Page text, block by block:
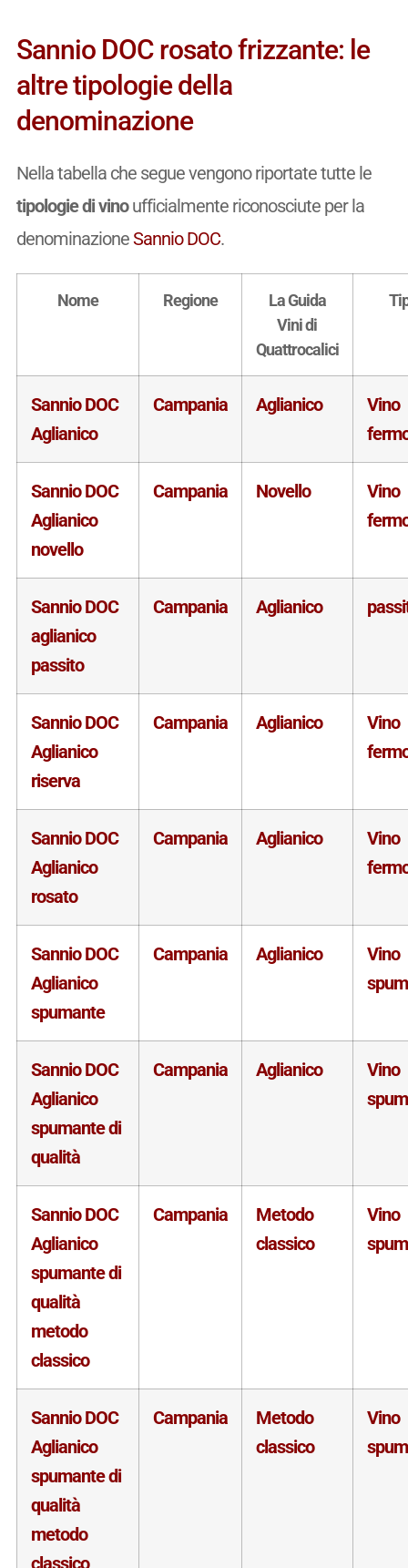
Sannio DOC rosato frizzante: le
altre tipologie della
denominazione
Nella tabella che segue vengono riportate tutte le
tipologie di vinoufficialmente riconosciute per la
denominazioneSannio DOC.
Nome Regione
La Guida
Vini di
Quattrocalici
Sannio DOC
Aglianico
Campania Aglianico
Vino
Sannio DOC
Aglianico
novello
Campania Novello
Vino
Sannio DOC
aglianico
passito
Campania Aglianico
Sannio DOC
Aglianico
riserva
Campania Aglianico
Vino
Sannio DOC
Aglianico
rosato
Campania Aglianico
Vino
Sannio DOC
Aglianico
spumante
Campania Aglianico
Vino
Sannio DOC
Aglianico
spumante di
qualità
Campania Aglianico
Vino
Sannio DOC
Aglianico
spumante di
qualità
metodo
classico
Campania
Metodo
classico
Vino
Sannio DOC
Aglianico
spumante di
qualità
metodo
classico
Campania
Metodo
classico
Vino